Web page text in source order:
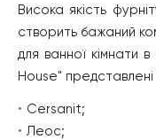
Висока якість
створить бажаний
для ванної кімнати
House" представлені
Cersanit;
Леос;